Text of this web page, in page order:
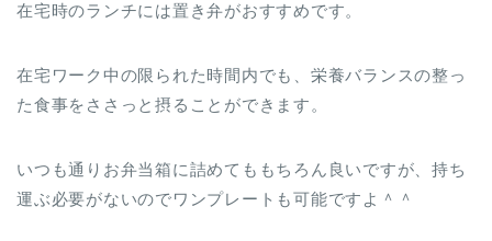
在宅時のランチには置き弁がおすすめです。
在宅ワーク中の限られた時間内でも、栄養バランスの整っ
た食事をささっと摂ることができます。
いつも通りお弁当箱に詰めてももちろん良いですが、持ち
運ぶ必要がないのでワンプレートも可能ですよ＾＾